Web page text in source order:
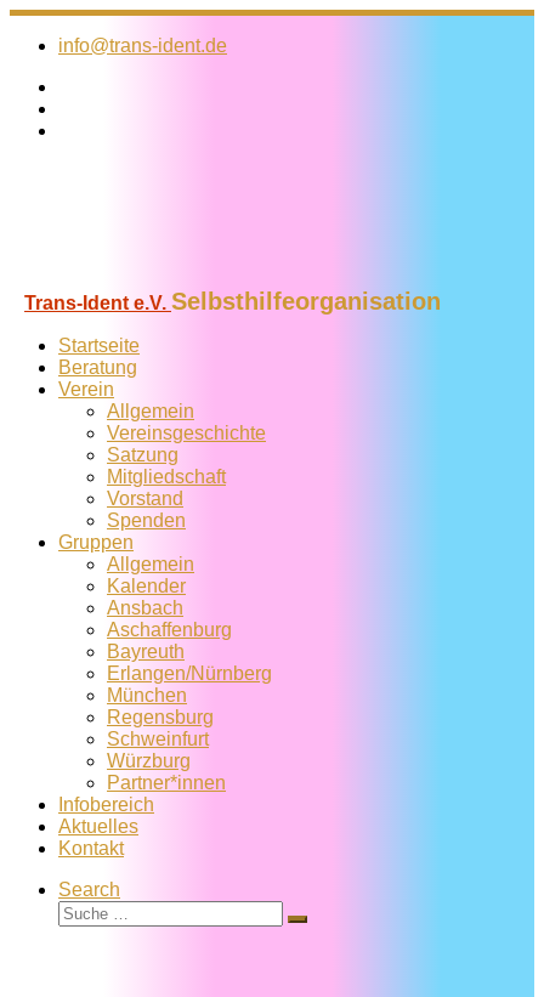
Zum
Inhalt
info@trans-ident.de
Trans-Ident e.V. Selbsthilfeorganisation
Startseite
Beratung
Verein
Allgemein
Vereins­geschichte
Satzung
Mitglied­schaft
Vorstand
Spenden
Gruppen
Allgemein
Kalender
Ansbach
Aschaffenburg
Bayreuth
Erlangen/Nürnberg
München
Regensburg
Schweinfurt
Würzburg
Partner*innen
Infobereich
Aktuelles
Kontakt
Search
Suche
Suche